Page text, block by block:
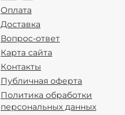
Оплата
Доставка
Вопрос-ответ
Карта сайта
Контакты
Публичная оферта
Политика обработки
персональных данных